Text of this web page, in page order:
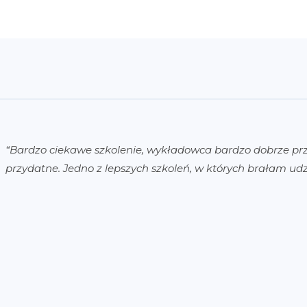
“Bardzo ciekawe szkolenie, wykładowca bardzo dobrze
przydatne. Jedno z lepszych szkoleń, w których brałam